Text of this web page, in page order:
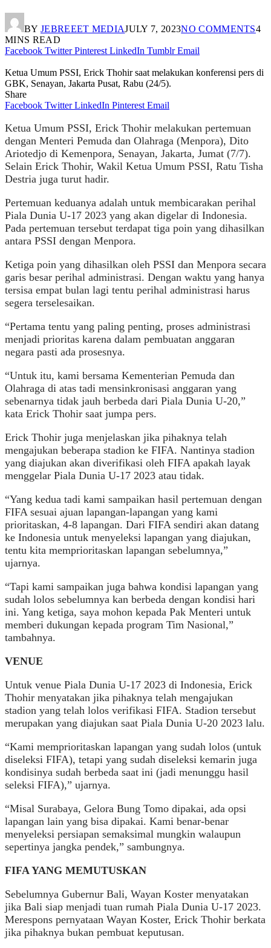
BY JEBREEET MEDIAJULY 7, 2023NO COMMENTS4
MINS READ
Facebook Twitter Pinterest LinkedIn Tumblr Email
Ketua Umum PSSI, Erick Thohir saat melakukan konferensi pers di
GBK, Senayan, Jakarta Pusat, Rabu (24/5).
Share
Facebook Twitter LinkedIn Pinterest Email
Ketua Umum PSSI, Erick Thohir melakukan pertemuan
dengan Menteri Pemuda dan Olahraga (Menpora), Dito
Ariotedjo di Kemenpora, Senayan, Jakarta, Jumat (7/7).
Selain Erick Thohir, Wakil Ketua Umum PSSI, Ratu Tisha
Destria juga turut hadir.
Pertemuan keduanya adalah untuk membicarakan perihal
Piala Dunia U-17 2023 yang akan digelar di Indonesia.
Pada pertemuan tersebut terdapat tiga poin yang dihasilkan
antara PSSI dengan Menpora.
Ketiga poin yang dihasilkan oleh PSSI dan Menpora secara
garis besar perihal administrasi. Dengan waktu yang hanya
tersisa empat bulan lagi tentu perihal administrasi harus
segera terselesaikan.
“Pertama tentu yang paling penting, proses administrasi
menjadi prioritas karena dalam pembuatan anggaran
negara pasti ada prosesnya.
“Untuk itu, kami bersama Kementerian Pemuda dan
Olahraga di atas tadi mensinkronisasi anggaran yang
sebenarnya tidak jauh berbeda dari Piala Dunia U-20,”
kata Erick Thohir saat jumpa pers.
Erick Thohir juga menjelaskan jika pihaknya telah
mengajukan beberapa stadion ke FIFA. Nantinya stadion
yang diajukan akan diverifikasi oleh FIFA apakah layak
menggelar Piala Dunia U-17 2023 atau tidak.
“Yang kedua tadi kami sampaikan hasil pertemuan dengan
FIFA sesuai ajuan lapangan-lapangan yang kami
prioritaskan, 4-8 lapangan. Dari FIFA sendiri akan datang
ke Indonesia untuk menyeleksi lapangan yang diajukan,
tentu kita memprioritaskan lapangan sebelumnya,”
ujarnya.
“Tapi kami sampaikan juga bahwa kondisi lapangan yang
sudah lolos sebelumnya kan berbeda dengan kondisi hari
ini. Yang ketiga, saya mohon kepada Pak Menteri untuk
memberi dukungan kepada program Tim Nasional,”
tambahnya.
VENUE
Untuk venue Piala Dunia U-17 2023 di Indonesia, Erick
Thohir menyatakan jika pihaknya telah mengajukan
stadion yang telah lolos verifikasi FIFA. Stadion tersebut
merupakan yang diajukan saat Piala Dunia U-20 2023 lalu.
“Kami memprioritaskan lapangan yang sudah lolos (untuk
diseleksi FIFA), tetapi yang sudah diseleksi kemarin juga
kondisinya sudah berbeda saat ini (jadi menunggu hasil
seleksi FIFA),” ujarnya.
“Misal Surabaya, Gelora Bung Tomo dipakai, ada opsi
lapangan lain yang bisa dipakai. Kami benar-benar
menyeleksi persiapan semaksimal mungkin walaupun
sepertinya jangka pendek,” sambungnya.
FIFA YANG MEMUTUSKAN
Sebelumnya Gubernur Bali, Wayan Koster menyatakan
jika Bali siap menjadi tuan rumah Piala Dunia U-17 2023.
Merespons pernyataan Wayan Koster, Erick Thohir berkata
jika pihaknya bukan pembuat keputusan.